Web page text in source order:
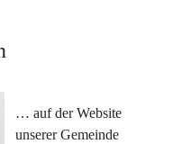
… auf der Website
unserer Gemeinde